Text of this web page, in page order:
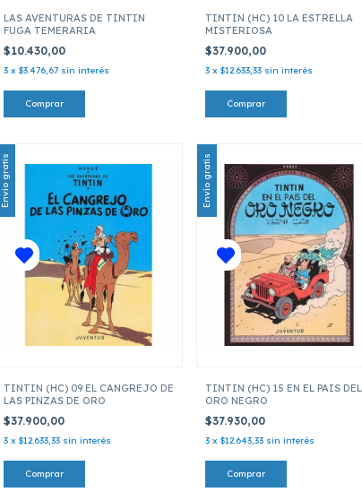
LAS AVENTURAS DE TINTIN
FUGA TEMERARIA
$10.430,00
3 x $3.476,67 sin interés
TINTIN (HC) 10 LA ESTRELLA
MISTERIOSA
$37.900,00
3 x $12.633,33 sin interés
Envío gratis
TINTIN (HC) 09 EL CANGREJO DE
LAS PINZAS DE ORO
$37.900,00
3 x $12.633,33 sin interés
Envío gratis
TINTIN (HC) 15 EN EL PAIS DEL
ORO NEGRO
$37.930,00
3 x $12.643,33 sin interés